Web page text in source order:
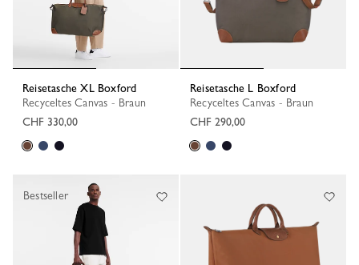
Reisetasche XL Boxford
Recyceltes Canvas - Braun
CHF 330,00
Reisetasche L Boxford
Recyceltes Canvas - Braun
CHF 290,00
Bestseller